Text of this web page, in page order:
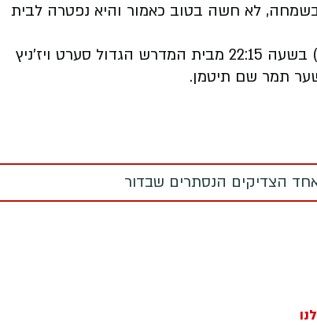
לא חשה בטוב כאמור והיא נפטרה לבית
בשעה
22:15 מבית המדרש הגדול סערט ויז'ניץ
תמר שם תיטמן.
הצדיקים הנסתרים שבדור